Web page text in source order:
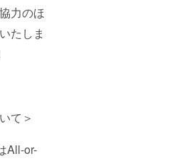
力のほ
たしま
て＞
All-or-